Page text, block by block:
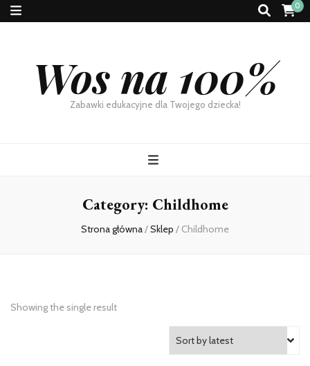
0
Wos na 100%
Zabawki edukacyjne dla Twojego dziecka!
Category: Childhome
Strona główna/Sklep / Childhome
Showing the single result